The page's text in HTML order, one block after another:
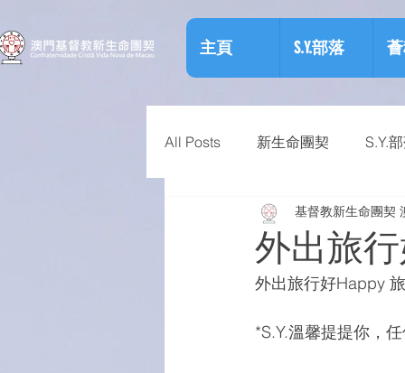
主頁 S.Y.部落
All Posts 新生命團契 S.Y.
預防物質濫用資
外出旅行
基督教新生命團契
外出旅行好Happy
*S.Y.溫馨提提你，